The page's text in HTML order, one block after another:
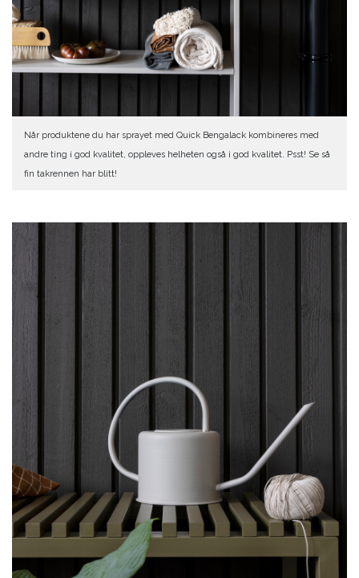
Når produktene du har sprayet med Quick Bengalack kombineres med
andre ting i god kvalitet, oppleves helheten også i god kvalitet. Psst! Se så
fin takrennen har blitt!